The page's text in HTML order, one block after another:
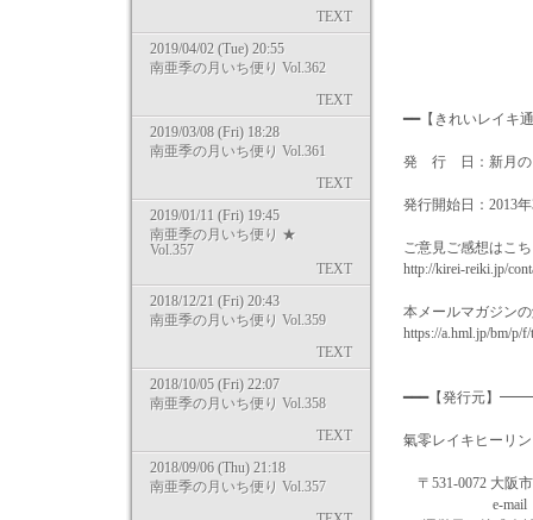
TEXT
2019/04/02 (Tue) 20:55
南亜季の月いち便り Vol.362
TEXT
2019/03/08 (Fri) 18:28
南亜季の月いち便り Vol.361
TEXT
2019/01/11 (Fri) 19:45
南亜季の月いち便り ★
Vol.357
TEXT
2018/12/21 (Fri) 20:43
南亜季の月いち便り Vol.359
TEXT
2018/10/05 (Fri) 22:07
南亜季の月いち便り Vol.358
TEXT
2018/09/06 (Thu) 21:18
南亜季の月いち便り Vol.357
━━【きれいレ
発 行 日：新月の
発行開始日：2013
ご意見ご感想はこ
http://kirei-reiki.jp/
本メールマガジン
https://a.hml.jp/bm/p/
━━━【発行元
氣零レイキヒーリ
〒531-0072 大阪
e-mail：